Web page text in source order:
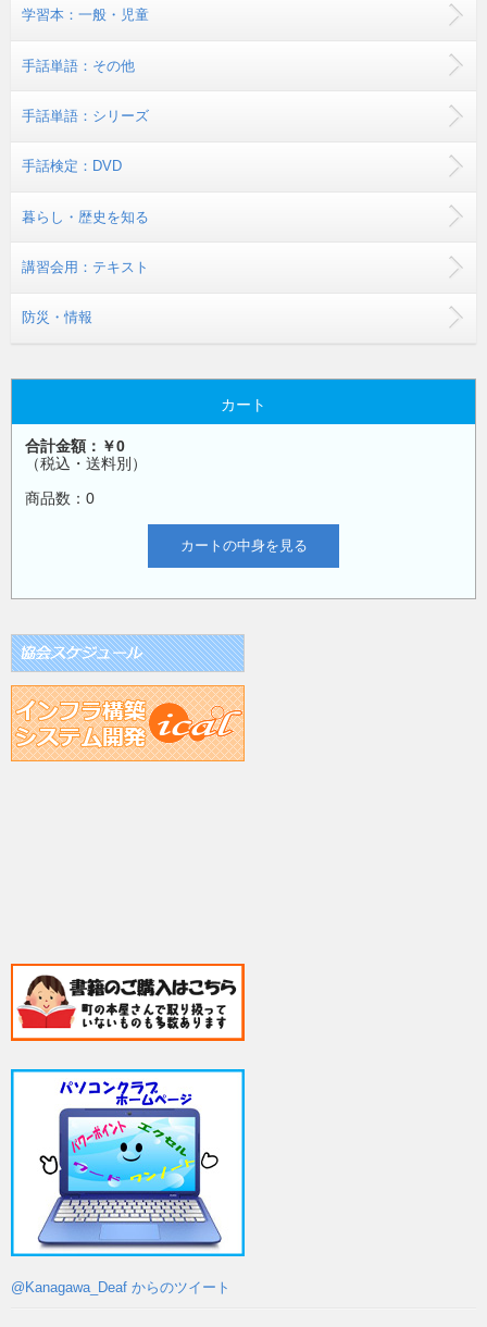
学習本：一般・児童
手話単語：その他
手話単語：シリーズ
手話検定：DVD
暮らし・歴史を知る
講習会用：テキスト
防災・情報
カート
合計金額：￥0
（税込・送料別）
商品数：0
カートの中身を見る
@Kanagawa_Deaf からのツイート